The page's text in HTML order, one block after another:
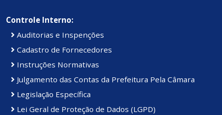
Controle Interno:
Auditorias e Inspenções
Cadastro de Fornecedores
Instruções Normativas
Julgamento das Contas da Prefeitura Pela Câmara
Legislação Específica
Lei Geral de Proteção de Dados (LGPD)